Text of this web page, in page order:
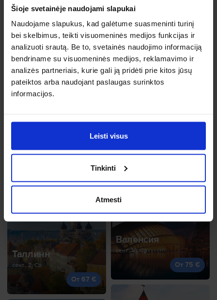
Šioje svetainėje naudojami slapukai
Naudojame slapukus, kad galėtume suasmeninti turinį
bei skelbimus, teikti visuomeninės medijos funkcijas ir
analizuoti srautą. Be to, svetainės naudojimo informaciją
bendriname su visuomeninės medijos, reklamavimo ir
analizės partneriais, kurie gali ją pridėti prie kitos jūsų
pateiktos arba naudojant paslaugas surinktos
informacijos.
Leisti visus
Tinkinti
Atmesti
Хельсинки
От 63 €
Стокгольм
авг., 22, Сб
Севилья
От 65 €
Порту
окт., 31, Сб
Таллинн
сент., 2, Ср
От 67 €
Валенсия
сент., 16, Ср
От 75 €